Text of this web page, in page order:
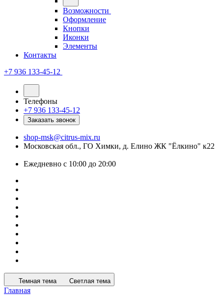
Возможности
Оформление
Кнопки
Иконки
Элементы
Контакты
+7 936 133-45-12
Телефоны
+7 936 133-45-12
Заказать звонок
shop-msk@citrus-mix.ru
Московская обл., ГО Химки, д. Елино ЖК "Ёлкино" к22
Ежедневно с 10:00 до 20:00
Темная тема Светлая тема
Главная